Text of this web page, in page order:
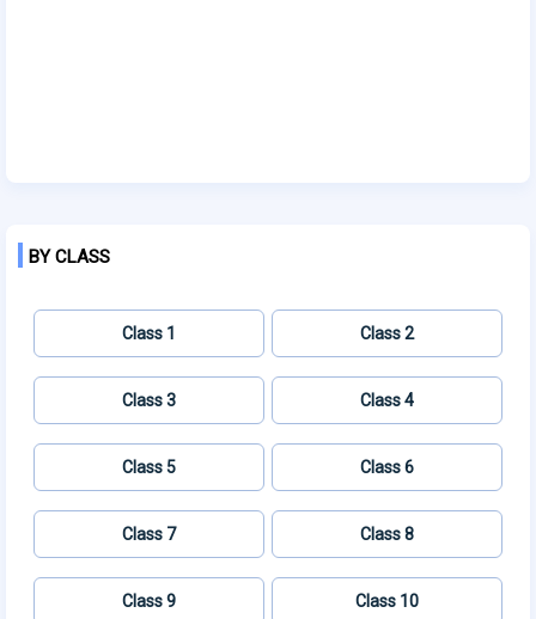
BY CLASS
Class 1 Class 2
Class 3 Class 4
Class 5 Class 6
Class 7 Class 8
Class 9 Class 10